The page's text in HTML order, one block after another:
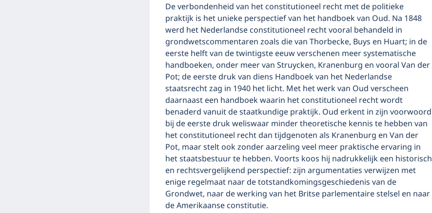
De verbondenheid van het constitutioneel recht met de politieke
praktijk is het unieke perspectief van het handboek van Oud. Na 1848
werd het Nederlandse constitutioneel recht vooral behandeld in
grondwetscommentaren zoals die van Thorbecke, Buys en Huart; in de
eerste helft van de twintigste eeuw verschenen meer systematische
handboeken, onder meer van Struycken, Kranenburg en vooral Van der
Pot; de eerste druk van diens Handboek van het Nederlandse
staatsrecht zag in 1940 het licht. Met het werk van Oud verscheen
daarnaast een handboek waarin het constitutioneel recht wordt
benaderd vanuit de staatkundige praktijk. Oud erkent in zijn voorwoord
bij de eerste druk weliswaar minder theoretische kennis te hebben van
het constitutioneel recht dan tijdgenoten als Kranenburg en Van der
Pot, maar stelt ook zonder aarzeling veel meer praktische ervaring in
het staatsbestuur te hebben. Voorts koos hij nadrukkelijk een historisch
en rechtsvergelijkend perspectief: zijn argumentaties verwijzen met
enige regelmaat naar de totstandkomingsgeschiedenis van de
Grondwet, naar de werking van het Britse parlementaire stelsel en naar
de Amerikaanse constitutie.